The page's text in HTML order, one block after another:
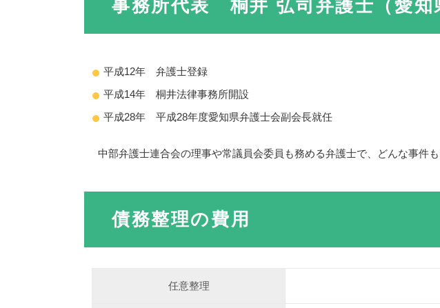
事務所代表 桐井 弘司弁護士（愛知
平成12年 弁護士登録
平成14年 桐井法律事務所開設
平成28年 平成28年度愛知県弁護士会副会長就任
中部弁護士連合会の理事や常議員会委員も務める弁護士で、どんな事件
債務整理の費用
任意整理